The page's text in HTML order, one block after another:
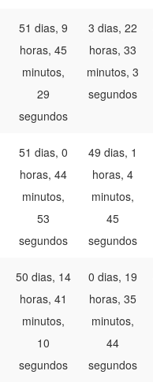
51 dias, 9
horas, 45
minutos,
29
segundos
3 dias, 22
horas, 33
minutos, 3
segundos
51 dias, 0
horas, 44
minutos,
53
segundos
49 dias, 1
horas, 4
minutos,
45
segundos
50 dias, 14
horas, 41
minutos,
10
segundos
0 dias, 19
horas, 35
minutos,
44
segundos